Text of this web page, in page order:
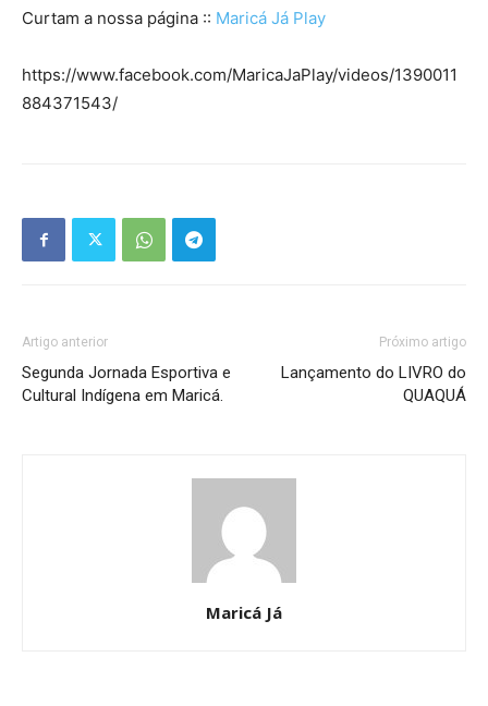
Curtam a nossa página :: Maricá Já Play
https://www.facebook.com/MaricaJaPlay/videos/1390011
884371543/
Artigo anterior
Segunda Jornada Esportiva e
Cultural Indígena em Maricá.
Próximo artigo
Lançamento do LIVRO do
QUAQUÁ
Maricá Já